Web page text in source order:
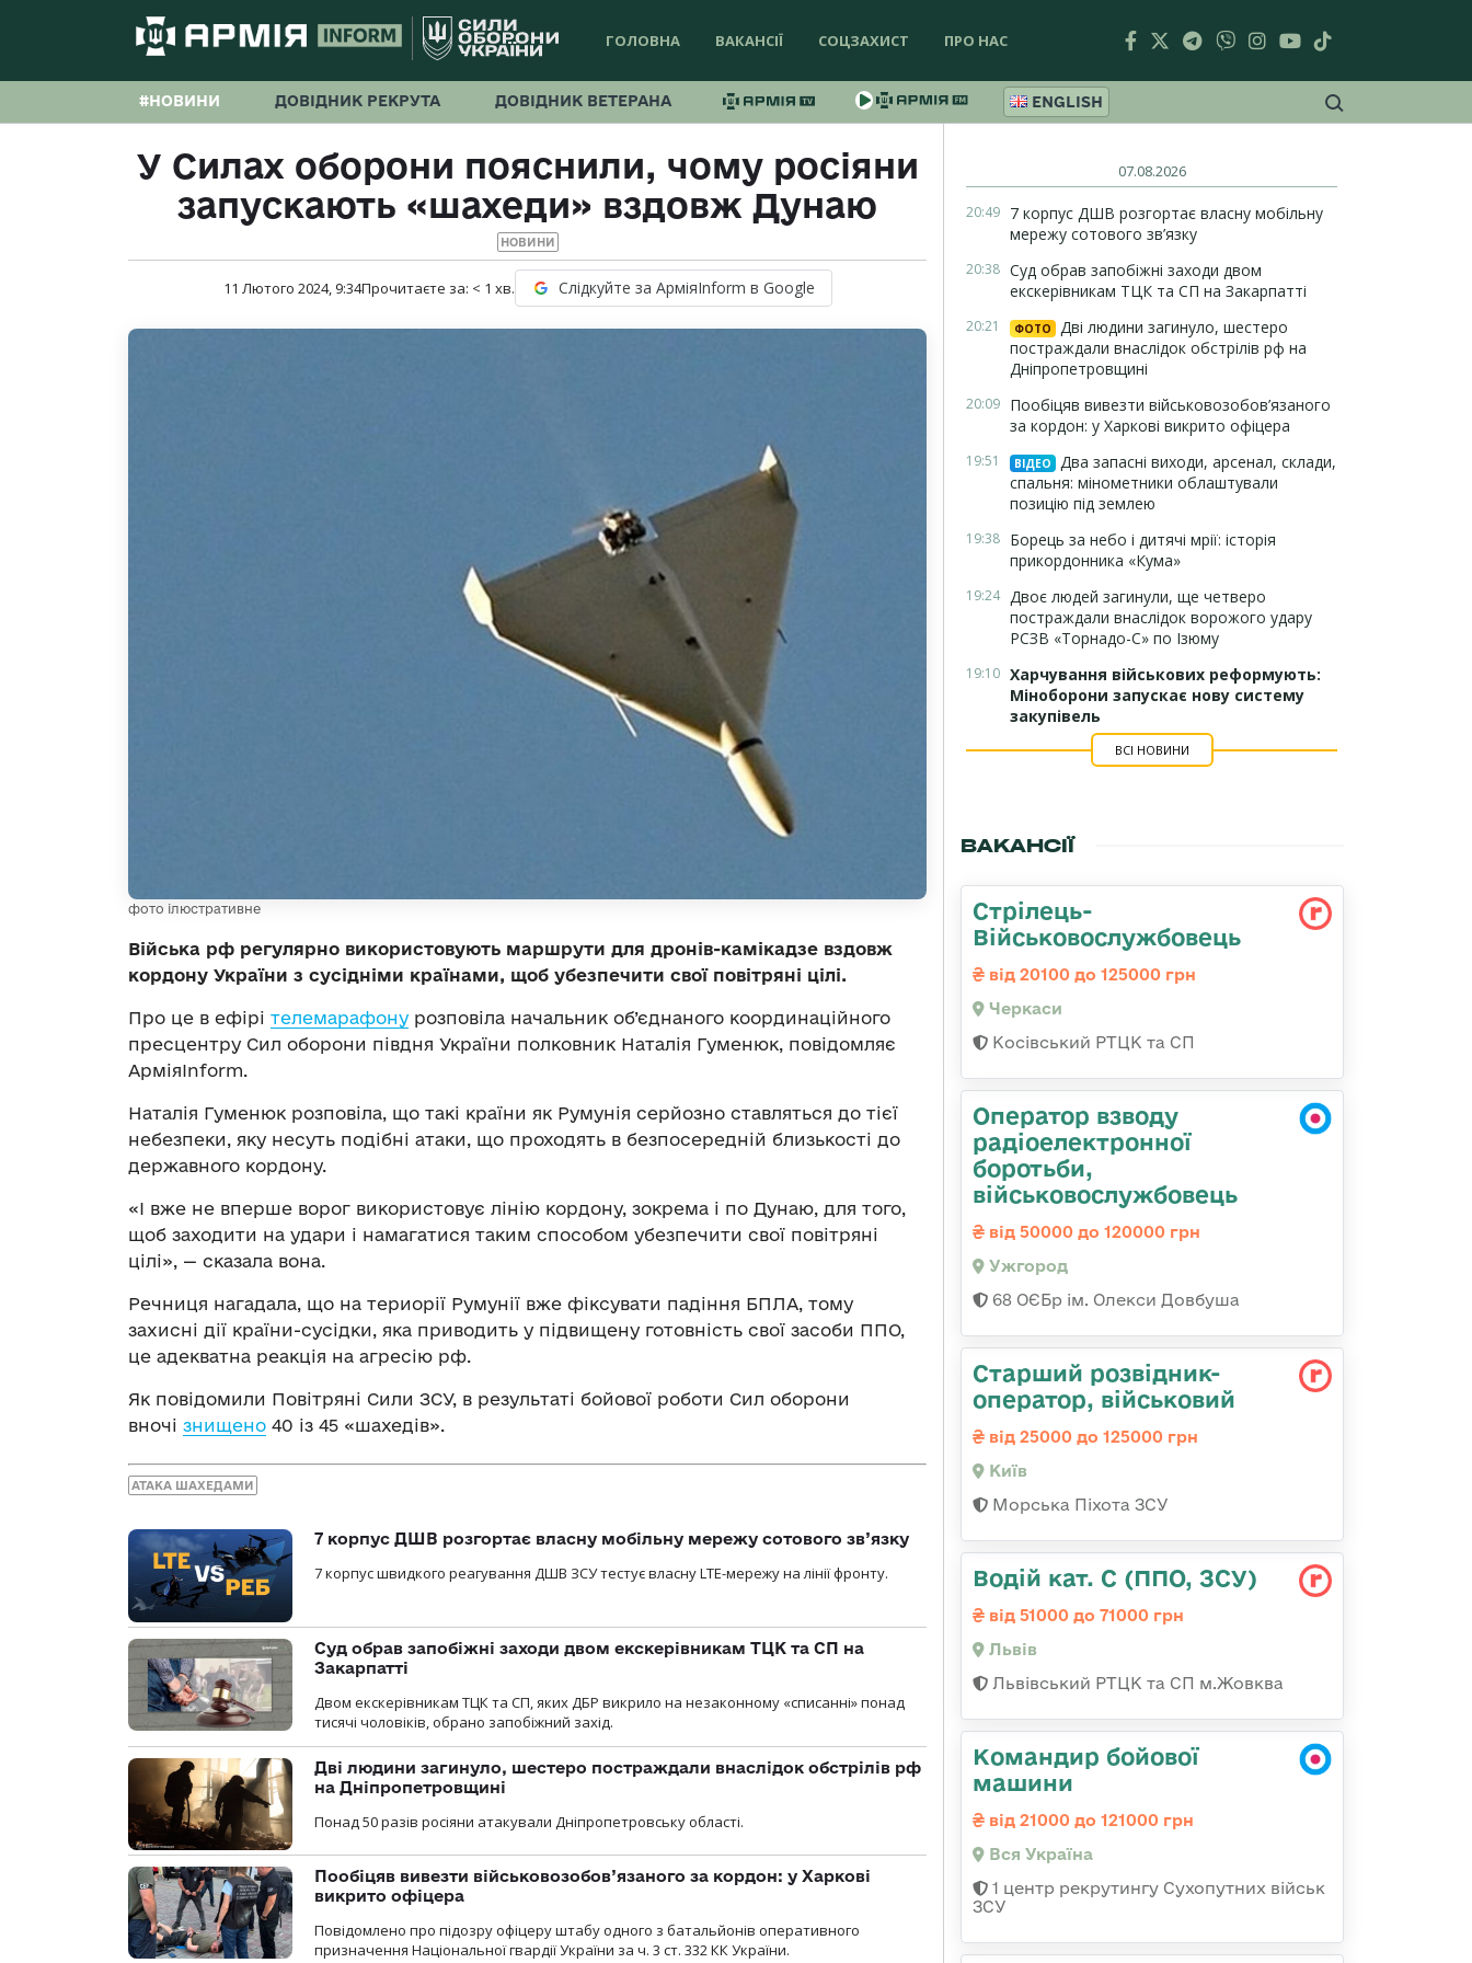
ГОЛОВНА ВАКАНСІЇ СОЦЗАХИСТ ПРО НАС
#НОВИНИ ДОВІДНИК РЕКРУТА ДОВІДНИК ВЕТЕРАНА ENGLISH
У Силах оборони пояснили, чому росіяни
запускають «шахеди» вздовж Дунаю
НОВИНИ
11 Лютого 2024, 9:34Прочитаєте за: < 1 хв. Слідкуйте за АрміяInform в Google
фото ілюстративне
Війська рф регулярно використовують маршрути для дронів-камікадзе вздовж
кордону України з сусідніми країнами, щоб убезпечити свої повітряні цілі.
Про це в ефірі телемарафону розповіла начальник об’єднаного координаційного
пресцентру Сил оборони півдня України полковник Наталія Гуменюк, повідомляє
АрміяInform.
Наталія Гуменюк розповіла, що такі країни як Румунія серйозно ставляться до тієї
небезпеки, яку несуть подібні атаки, що проходять в безпосередній близькості до
державного кордону.
«І вже не вперше ворог використовує лінію кордону, зокрема і по Дунаю, для того,
щоб заходити на удари і намагатися таким способом убезпечити свої повітряні
цілі», — сказала вона.
Речниця нагадала, що на териорії Румунії вже фіксувати падіння БПЛА, тому
захисні дії країни-сусідки, яка приводить у підвищену готовність свої засоби ППО,
це адекватна реакція на агресію рф.
Як повідомили Повітряні Сили ЗСУ, в результаті бойової роботи Сил оборони
вночі знищено 40 із 45 «шахедів».
АТАКА ШАХЕДАМИ
7 корпус ДШВ розгортає власну мобільну мережу сотового зв’язку
7 корпус швидкого реагування ДШВ ЗСУ тестує власну LTE-мережу на лінії фронту.
Суд обрав запобіжні заходи двом екскерівникам ТЦК та СП на
Закарпатті
Двом екскерівникам ТЦК та СП, яких ДБР викрило на незаконному «списанні» понад
тисячі чоловіків, обрано запобіжний захід.
Дві людини загинуло, шестеро постраждали внаслідок обстрілів рф
на Дніпропетровщині
Понад 50 разів росіяни атакували Дніпропетровську області.
Пообіцяв вивезти військовозобов’язаного за кордон: у Харкові
викрито офіцера
Повідомлено про підозру офіцеру штабу одного з батальйонів оперативного
призначення Національної гвардії України за ч. 3 ст. 332 КК України.
07.08.2026
20:49 7 корпус ДШВ розгортає власну мобільну
мережу сотового зв’язку
20:38 Суд обрав запобіжні заходи двом
екскерівникам ТЦК та СП на Закарпатті
20:21 ФОТО
Дві людини загинуло, шестеро
постраждали внаслідок обстрілів рф на
Дніпропетровщині
20:09 Пообіцяв вивезти військовозобов’язаного
за кордон: у Харкові викрито офіцера
19:51 ВІДЕО
Два запасні виходи, арсенал, склади,
спальня: мінометники облаштували
позицію під землею
19:38 Борець за небо і дитячі мрії: історія
прикордонника «Кума»
19:24 Двоє людей загинули, ще четверо
постраждали внаслідок ворожого удару
РСЗВ «Торнадо-С» по Ізюму
19:10 Харчування військових реформують:
Міноборони запускає нову систему
закупівель
ВСІ НОВИНИ
ВАКАНСІЇ
Стрілець-
Військовослужбовець
від 20100 до 125000 грн
Черкаси
Косівський РТЦК та СП
Оператор взводу
радіоелектронної
боротьби,
військовослужбовець
від 50000 до 120000 грн
Ужгород
68 ОЄБр ім. Олекси Довбуша
Стаpший pозвідник-
опеpатоp, військовий
від 25000 до 125000 грн
Київ
Морська Піхота ЗСУ
Водій кат. С (ППО, ЗСУ)
від 51000 до 71000 грн
Львів
Львівський РТЦК та СП м.Жовква
Командир бойової
машини
від 21000 до 121000 грн
Вся Україна
1 центр рекрутингу Сухопутних військ
ЗСУ